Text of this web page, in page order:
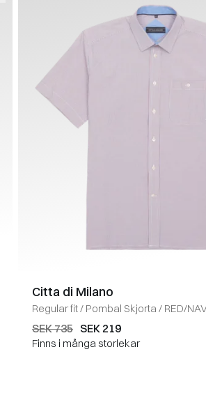
Citta di Milano
Regular fit/ Pombal Skjorta / RED/
SEK 735 SEK 219
Finns i många storlekar